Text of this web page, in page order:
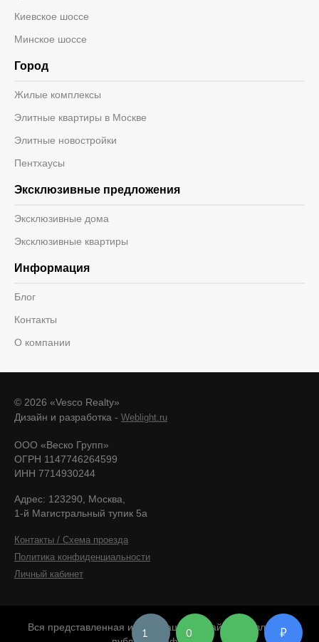
Киевское шоссе
Минское шоссе
Город
Жилые комплексы
Элитные квартиры в Москве
Элитные новостройки
Пентхаусы
Эксклюзивные предложения
Эксклюзивные дома
Эксклюзивные квартиры
Информация
Блог
Контакты
О компании
© 2026 «Vesco Realty»
Дизайн и разработка - Weblight.ru
ООО «Веско Групп»
ОГРН 1147746264599
ИНН 7714930244
Адрес: 123290, Москва,
1-й Магистральный тупик 5а
Контакты / Схема проезда
Политика конфиденциальности
Личный кабинет
Вся представленная информация на сайте не является
₽
0
1